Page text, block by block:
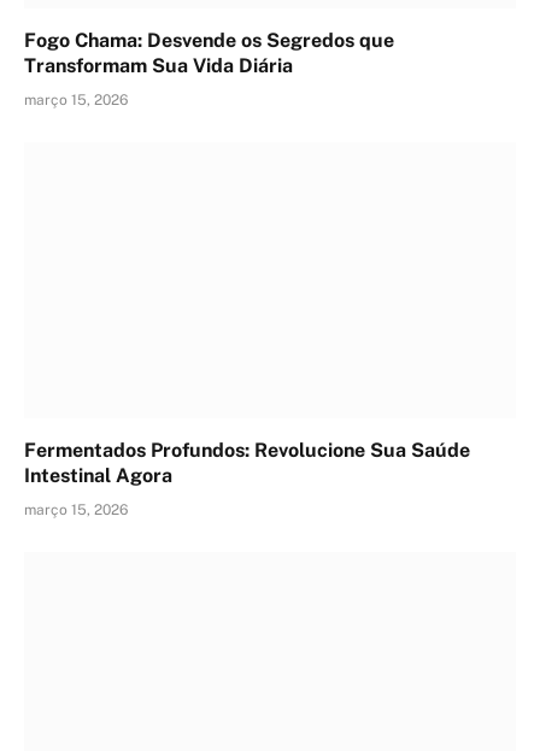
Fogo Chama: Desvende os Segredos que
Transformam Sua Vida Diária
março 15, 2026
Fermentados Profundos: Revolucione Sua Saúde
Intestinal Agora
março 15, 2026